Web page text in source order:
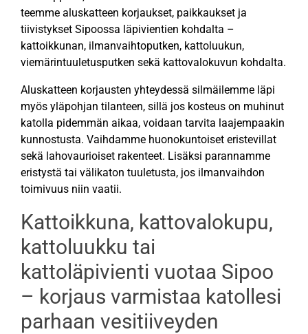
teemme aluskatteen korjaukset, paikkaukset ja
tiivistykset Sipoossa läpivientien kohdalta –
kattoikkunan, ilmanvaihtoputken, kattoluukun,
viemärintuuletusputken sekä kattovalokuvun kohdalta.
Aluskatteen korjausten yhteydessä silmäilemme läpi
myös yläpohjan tilanteen, sillä jos kosteus on muhinut
katolla pidemmän aikaa, voidaan tarvita laajempaakin
kunnostusta. Vaihdamme huonokuntoiset eristevillat
sekä lahovaurioiset rakenteet. Lisäksi parannamme
eristystä tai välikaton tuuletusta, jos ilmanvaihdon
toimivuus niin vaatii.
Kattoikkuna, kattovalokupu,
kattoluukku tai
kattoläpivienti vuotaa Sipoo
– korjaus varmistaa katollesi
parhaan vesitiiveyden